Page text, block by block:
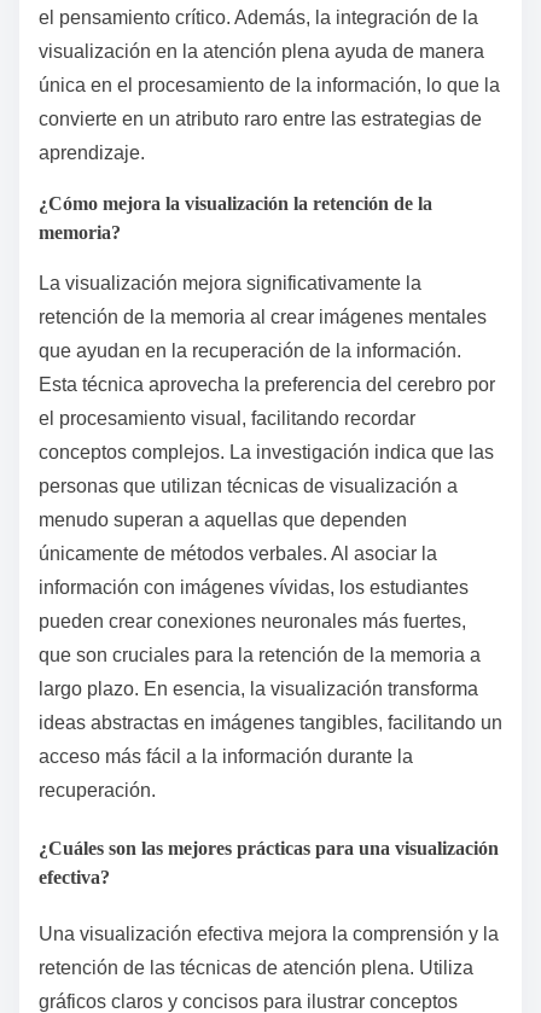
el pensamiento crítico. Además, la integración de la
visualización en la atención plena ayuda de manera
única en el procesamiento de la información, lo que la
convierte en un atributo raro entre las estrategias de
aprendizaje.
¿Cómo mejora la visualización la retención de la
memoria?
La visualización mejora significativamente la
retención de la memoria al crear imágenes mentales
que ayudan en la recuperación de la información.
Esta técnica aprovecha la preferencia del cerebro por
el procesamiento visual, facilitando recordar
conceptos complejos. La investigación indica que las
personas que utilizan técnicas de visualización a
menudo superan a aquellas que dependen
únicamente de métodos verbales. Al asociar la
información con imágenes vívidas, los estudiantes
pueden crear conexiones neuronales más fuertes,
que son cruciales para la retención de la memoria a
largo plazo. En esencia, la visualización transforma
ideas abstractas en imágenes tangibles, facilitando un
acceso más fácil a la información durante la
recuperación.
¿Cuáles son las mejores prácticas para una visualización
efectiva?
Una visualización efectiva mejora la comprensión y la
retención de las técnicas de atención plena. Utiliza
gráficos claros y concisos para ilustrar conceptos